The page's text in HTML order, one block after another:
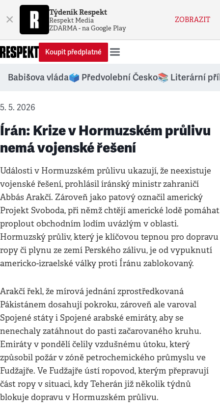
× Týdeník Respekt
Respekt Media
ZDARMA - na Google Play
ZOBRAZIT
Koupit předplatné
Babišova vláda🗳️ Předvolební Česko📚 Literární
5. 5. 2026
Írán: Krize v Hormuzském průlivu
nemá vojenské řešení
Události v Hormuzském průlivu ukazují, že neexistuje
vojenské řešení, prohlásil íránský ministr zahraničí
Abbás Arakčí. Zároveň jako patový označil americký
Projekt Svoboda, při němž chtějí americké lodě pomáhat
proplout obchodním lodím uvázlým v oblasti.
Hormuzský průliv, který je klíčovou tepnou pro dopravu
ropy či plynu ze zemí Perského zálivu, je od vypuknutí
americko-izraelské války proti Íránu zablokovaný.
Arakčí řekl, že mírová jednání zprostředkovaná
Pákistánem dosahují pokroku, zároveň ale varoval
Spojené státy i Spojené arabské emiráty, aby se
nenechaly zatáhnout do pasti začarovaného kruhu.
Emiráty v pondělí čelily vzdušnému útoku, který
způsobil požár v zóně petrochemického průmyslu ve
Fudžajře. Ve Fudžajře ústí ropovod, kterým přepravují
část ropy v situaci, kdy Teherán již několik týdnů
blokuje dopravu v Hormuzském průlivu.